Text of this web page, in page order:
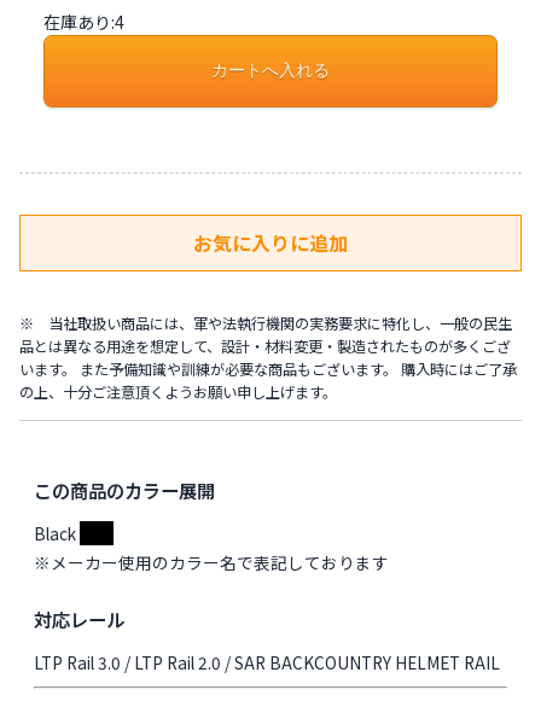
在庫あり:4
※ 当社取扱い商品には、軍や法執行機関の実務要求に特化し、一般の民生
品とは異なる用途を想定して、設計・材料変更・製造されたものが多くござ
います。 また予備知識や訓練が必要な商品もございます。 購入時にはご了承
の上、十分ご注意頂くようお願い申し上げます。
この商品のカラー展開
Black
※メーカー使用のカラー名で表記しております
対応レール
LTP Rail 3.0 / LTP Rail 2.0 / SAR BACKCOUNTRY HELMET RAIL